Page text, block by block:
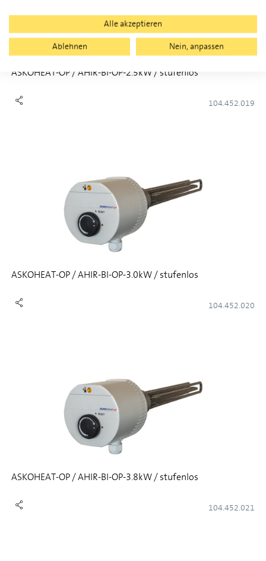
ASKOHEAT-OP / AHIR-BI-OP-2.5kW / stufenlos
104.452.019
ASKOHEAT-OP / AHIR-BI-OP-3.0kW / stufenlos
104.452.020
ASKOHEAT-OP / AHIR-BI-OP-3.8kW / stufenlos
104.452.021
Alle akzeptieren
Ablehnen
Nein, anpassen